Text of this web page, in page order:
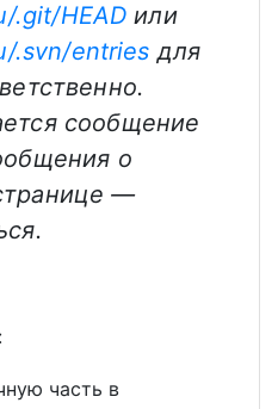
.git/HEAD или
.svn/entries для
сообщение
о
—
часть в